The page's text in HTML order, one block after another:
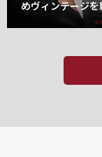
めヴィンテージを